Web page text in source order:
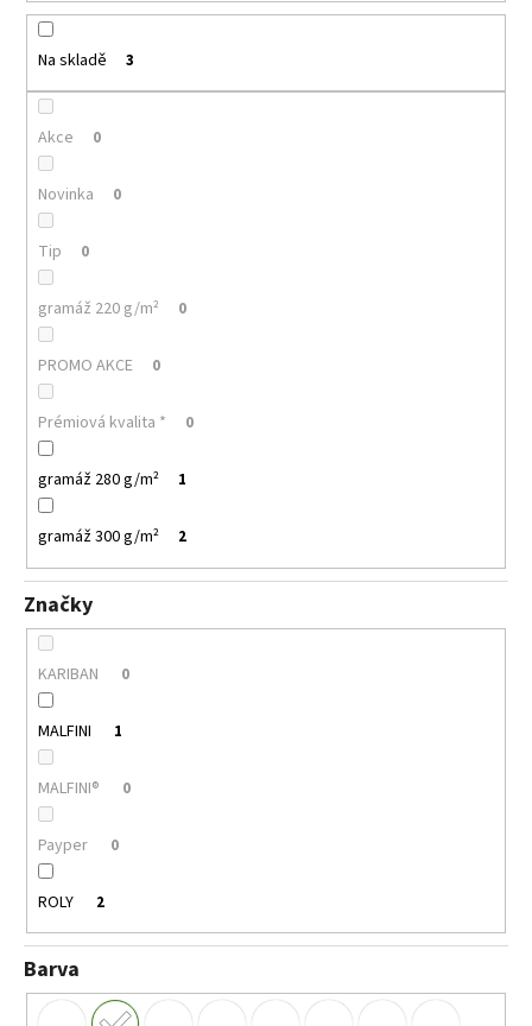
Na skladě 3
Akce 0
Novinka 0
Tip 0
gramáž 220 g/m² 0
PROMO AKCE 0
Prémiová kvalita * 0
gramáž 280 g/m² 1
gramáž 300 g/m² 2
Značky
KARIBAN 0
MALFINI 1
MALFINI® 0
Payper 0
ROLY 2
Barva
í
D
u
j
e
m
PELICAN
P72
DĚTSKÉ
54
Kč